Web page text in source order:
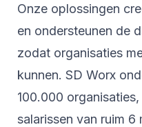
Onze oplossingen
en ondersteunen de
zodat organisaties
kunnen. SD Worx
100.000
salarissen van ruim 6